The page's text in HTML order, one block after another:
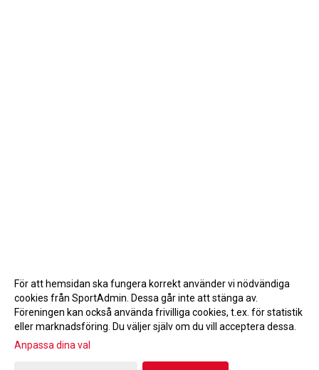
Gå till Webbversion
För att hemsidan ska fungera korrekt använder vi nödvändiga
cookies från SportAdmin. Dessa går inte att stänga av.
Föreningen kan också använda frivilliga cookies, t.ex. för statistik
eller marknadsföring. Du väljer själv om du vill acceptera dessa.
Anpassa dina val